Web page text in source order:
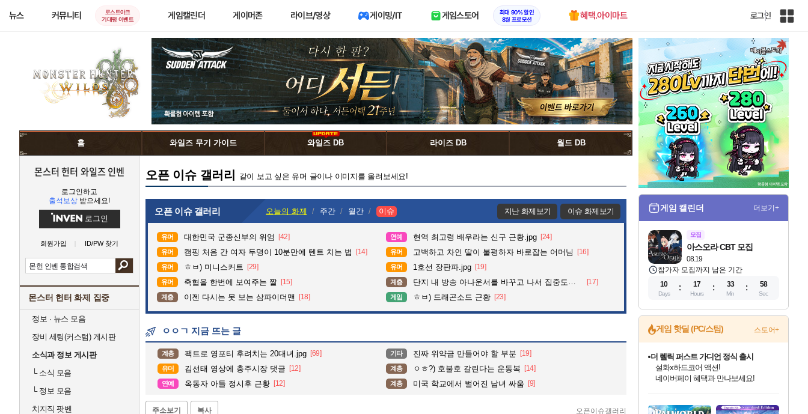
뉴스 커뮤니티
로스트아크
기대평 이벤트
게임캘린더 게이머존 라이브/영상 게이밍/IT 게임스토어
최대 90% 할인
8월 프로모션
혜택.아이마트 로그인
인
전
체
사
이
홈 와일즈 무기 가이드 와일즈 DB 라이즈 DB 월드 DB
몬스터 헌터 와일즈 인벤
로그인하고
출석보상 받으세요!
로그인
회원가입 ID/PW 찾기
몬스터 헌터 화제 집중
정보 · 뉴스 모음
장비 세팅(커스텀) 게시판
소식과 정보 게시판
└소식 모음
└정보 모음
치지직 팟벤
오픈 이슈 갤러리 같이 보고 싶은 유머 글이나 이미지를 올려보세요!
오픈 이슈 갤러리 오늘의 화제 주간 월간 이슈 지난 화제보기 이슈 화제보기
유머 대한민국 군종신부의 위엄 [42] 연예 현역 최고령 배우라는 신구 근황.jpg [24]
유머 캠핑 처음 간 여자 두명이 10분만에 텐트 치는 법 [14] 유머 고백하고 차인 딸이 불평하자 바로잡는 어머님 [16]
유머 ㅎㅂ) 미니스커트 [29] 유머 1호선 장판파.jpg [19]
유머 축협을 한번에 보여주는 짤 [15] 계층 단지 내 방송 아나운서를 바꾸고 나서 집중도가 확 올라갔다는 한 아파트의 안내방송 [17]
계층 이젠 다시는 못 보는 삼파이더맨 [18] 게임 ㅎㅂ) 드래곤소드 근황 [23]
ㅇㅇㄱ 지금 뜨는 글
계층 팩트로 영포티 후려치는 20대녀.jpg [69] 기타 진짜 위약금 만들어야 할 부분 [19]
유머 김선태 영상에 충주시장 댓글 [12] 계층 ㅇㅎ?) 호불호 갈린다는 운동복 [14]
연예 옥동자 아들 정시후 근황 [12] 계층 미국 학교에서 벌어진 남녀 싸움 [9]
주소보기 복사 오픈이슈갤러리
게임 캘린더 더보기+
모집
08.19
아스오라 CBT 모집
참가자 모집까지 남은 기간
10
Days
17
Hours
33
Min
57
Sec
게임 핫딜 (PC/스팀) 스토어+
최대 90% 할인가를 만나보세요!
네이버혜택과 함께 만나보세요!
50%할인&추가 적립까지!
네이버 포인트 혜택까지!
이니&베니 혜택까지!
네이버 혜택가와 함께 예약하세요!
할인&네이버혜택으로 만나보세요!
더 렐릭 퍼스트 가디언 정식 출시
설화x하드코어 액션!
베데스다 40주년 기념 할인 중!
베데스다의 명작들을
40주년 프로모션으로 만나보세요!
할인가에 만나보세요!
일부 에디션 상시 할인!
혜택으로 예약 판매 중
편안하게 충전하세요